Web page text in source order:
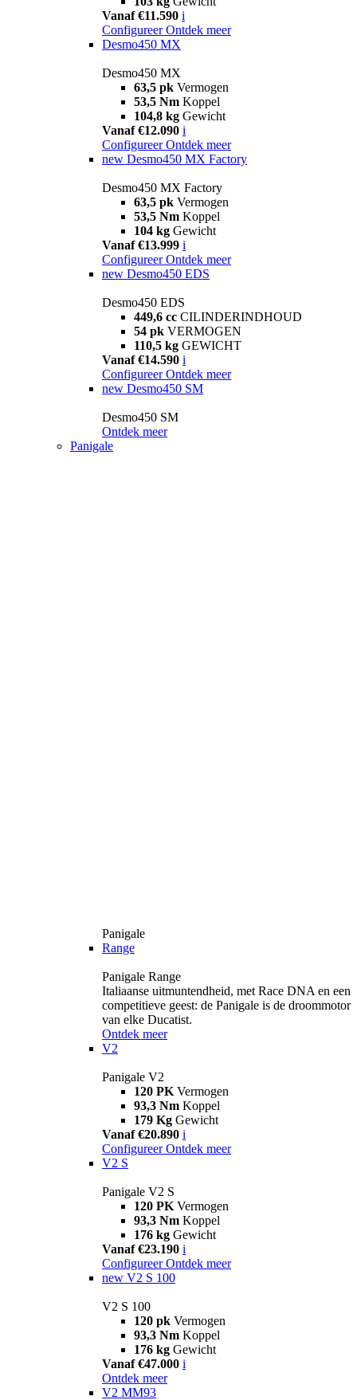
Vanaf €11.590 i
Configureer Ontdek meer
Desmo450 MX
Desmo450 MX
63,5 pk Vermogen
53,5 Nm Koppel
104,8 kg Gewicht
Vanaf €12.090 i
Configureer Ontdek meer
new Desmo450 MX Factory
Desmo450 MX Factory
63,5 pk Vermogen
53,5 Nm Koppel
104 kg Gewicht
Vanaf €13.999 i
Configureer Ontdek meer
new Desmo450 EDS
Desmo450 EDS
449,6 cc CILINDERINDHOUD
54 pk VERMOGEN
110,5 kg GEWICHT
Vanaf €14.590 i
Configureer Ontdek meer
new Desmo450 SM
Desmo450 SM
Ontdek meer
Panigale
Panigale
Range
Panigale Range
Italiaanse uitmuntendheid, met Race DNA en een
competitieve geest: de Panigale is de droommotor
van elke Ducatist.
Ontdek meer
V2
Panigale V2
120 PK Vermogen
93,3 Nm Koppel
179 Kg Gewicht
Vanaf €20.890 i
Configureer Ontdek meer
V2 S
Panigale V2 S
120 PK Vermogen
93,3 Nm Koppel
176 kg Gewicht
Vanaf €23.190 i
Configureer Ontdek meer
new V2 S 100
V2 S 100
120 pk Vermogen
93,3 Nm Koppel
176 kg Gewicht
Vanaf €47.000 i
Ontdek meer
V2 MM93